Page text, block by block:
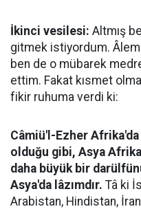
İkinci vesilesi: Altmış
gitmek istiyordum.
ben de o mübarek
ettim. Fakat kısmet
fikir ruhuma verdi ki:
Câmiü'l-Ezher
olduğu gibi, Asya
daha büyük bir
Asya'da lâzımdır. Tâ ki
Arabistan, Hindistan,